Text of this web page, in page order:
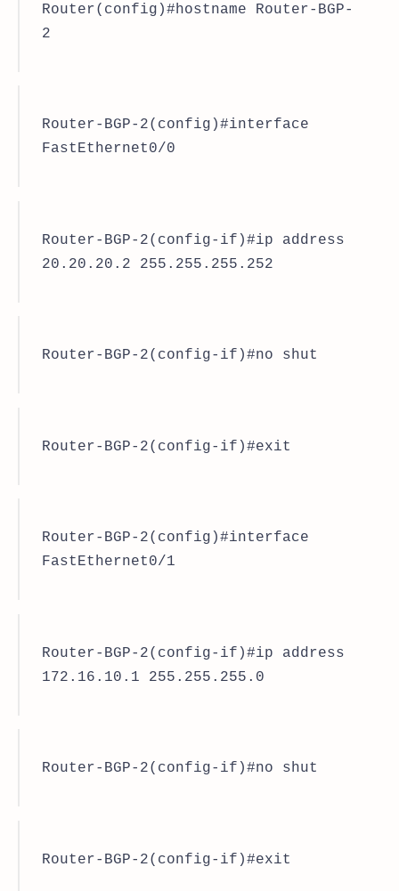
Router(config)#hostname Router-BGP-
2
Router-BGP-2(config)#interface
FastEthernet0/0
Router-BGP-2(config-if)#ip address
20.20.20.2 255.255.255.252
Router-BGP-2(config-if)#no shut
Router-BGP-2(config-if)#exit
Router-BGP-2(config)#interface
FastEthernet0/1
Router-BGP-2(config-if)#ip address
172.16.10.1 255.255.255.0
Router-BGP-2(config-if)#no shut
Router-BGP-2(config-if)#exit